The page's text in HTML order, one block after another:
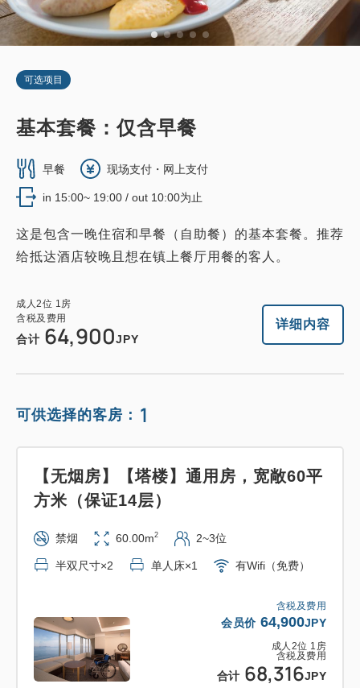
可选项目
基本套餐：仅含早餐
早餐 现场支付・网上支付
in 15:00~ 19:00 / out 10:00为止
这是包含一晚住宿和早餐（自助餐）的基本套餐。推荐
给抵达酒店较晚且想在镇上餐厅用餐的客人。
成人2位 1房
含税及费用
合计 64,900JPY
详细内容
可供选择的客房： 1
含税及费用
会员价 64,900JPY
成人 2位 1 房
含税及费用
合计 68,316JPY
【无烟房】【塔楼】通用房，宽敞60平
方米（保证14层）
禁烟 60.00m2 2~3位
半双尺寸×2 单人床×1 有Wifi（免费）